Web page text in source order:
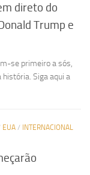
direto do
Trump e
se primeiro a sós,
Siga aqui a
EUA /
INTERNACIONAL